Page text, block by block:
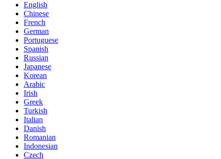
English
Chinese
French
German
Portuguese
Spanish
Russian
Japanese
Korean
Arabic
Irish
Greek
Turkish
Italian
Danish
Romanian
Indonesian
Czech